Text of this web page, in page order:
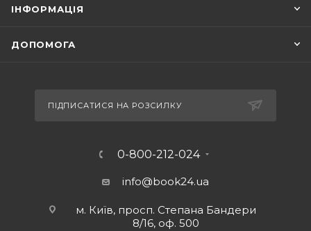
ІНФОРМАЦІЯ
ДОПОМОГА
ПІДПИСАТИСЯ НА РОЗСИЛКУ
0-800-212-024
info@book24.ua
м. Київ, просп. Степана Бандери
8/16, оф. 500